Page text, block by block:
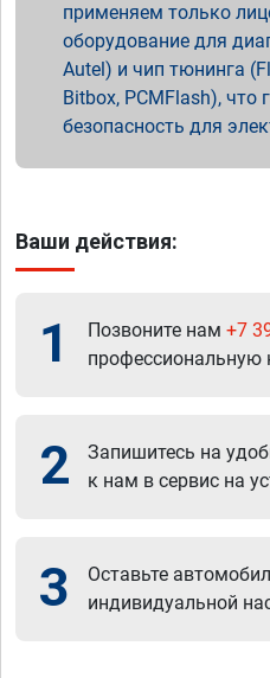
применяем только
оборудование для
Autel) и чип тюнинга
Bitbox, PCMFlash), что
безопасность для
Ваши действия:
1 Позвоните нам +7
профессиональную
2
Запишитесь на
к нам в сервис на
3
Оставьте
индивидуальной